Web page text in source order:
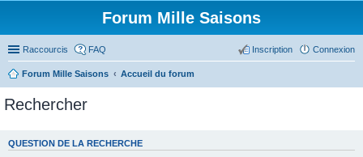
Forum Mille Saisons
Raccourcis FAQ Connexion
Inscription
Forum Mille Saisons Accueil du forum
Rechercher
QUESTION DE LA RECHERCHE